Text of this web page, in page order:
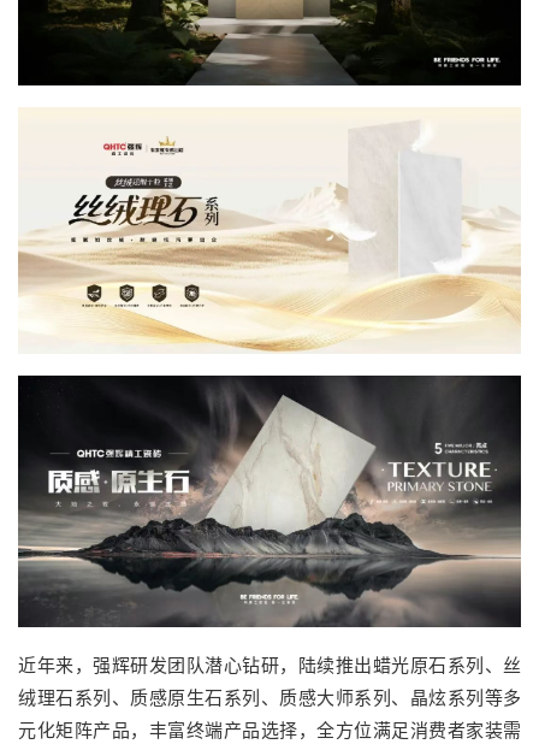
近年来，强辉研发团队潜心钻研，陆续推出蜡光原石系列、丝
绒理石系列、质感原生石系列、质感大师系列、晶炫系列等多
元化矩阵产品，丰富终端产品选择，全方位满足消费者家装需